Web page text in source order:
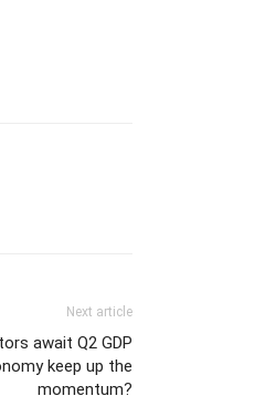
Next article
await Q2 GDP
keep up the
momentum?